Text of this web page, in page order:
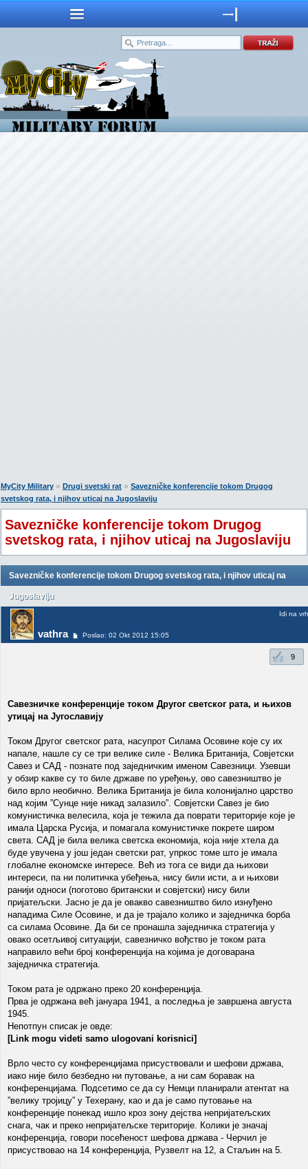
MyCity Military » Drugi svetski rat » Savezničke konferencije tokom Drugog
svetskog rata, i njihov uticaj na Jugoslaviju
Savezničke konferencije tokom Drugog
svetskog rata, i njihov uticaj na Jugoslaviju
Savezničke konferencije tokom Drugog svetskog rata, i njihov uticaj na
Jugoslaviju
vathra Poslao: 02 Okt 2012 15:05
Idi na vrh
9
Савезничке конференције током Другог светског рата, и њихов
утицај на Југославију
Током Другог светског рата, насупрот Силама Осовине које су их
напале, нашле су се три велике силе - Велика Британија, Совјетски
Савез и САД - познате под заједничким именом Савезници. Узевши
у обзир какве су то биле државе по уређењу, ово савезништво је
било врло необично. Велика Британија је била колонијално царство
над којим ”Сунце није никад залазило”. Совјетски Савез је био
комунистичка велесила, која је тежила да поврати територије које је
имала Царска Русија, и помагала комунистичке покрете широм
света. САД је била велика светска економија, која није хтела да
буде увучена у још један светски рат, упркос томе што је имала
глобалне економске интересе. Већ из тога се види да њихови
интереси, па ни политичка убеђења, нису били исти, а и њихови
ранији односи (поготово британски и совјетски) нису били
пријатељски. Јасно је да је овакво савезништво било изнуђено
нападима Силе Осовине, и да је трајало колико и заједничка борба
са силама Осовине. Да би се пронашла заједничка стратегија у
овако осетљивој ситуацији, савезничко вођство је током рата
направило већи број конференција на којима је договарана
заједничка стратегија.
Током рата је одржано преко 20 конференција.
Прва је одржана већ јануара 1941, а последња је завршена августа
1945.
Непотпун списак је овде:
[Link mogu videti samo ulogovani korisnici]
Врло често су конференцијама присуствовали и шефови држава,
иако није било безбедно ни путовање, а ни сам боравак на
конференцијама. Подсетимо се да су Немци планирали атентат на
”велику тројицу” у Техерану, као и да је само путовање на
конференције понекад ишло кроз зону дејства непријатељских
снага, чак и преко непријатељске територије. Колики је значај
конференција, говори посећеност шефова држава - Черчил је
присуствовао на 14 конференција, Рузвелт на 12, а Стаљин на 5.